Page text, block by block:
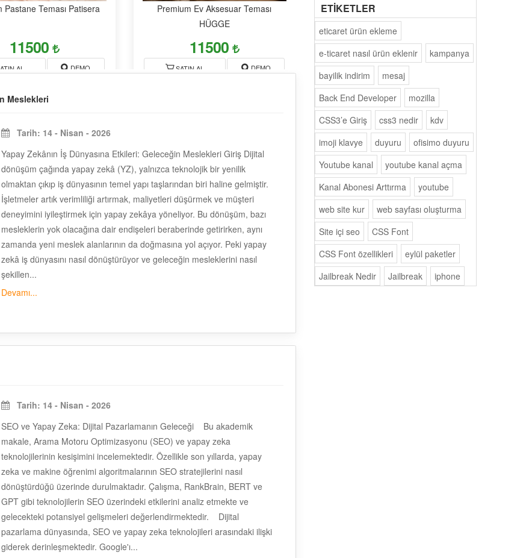
Pastane Teması Patisera
11500
AL DEMO
Premium Ev Aksesuar Teması
HÜGGE
11500
SATIN AL DEMO
Meslekleri
Tarih: 14 - Nisan - 2026
Yapay Zekânın İş Dünyasına Etkileri: Geleceğin Meslekleri Giriş Dijital
dönüşüm çağında yapay zekâ (YZ), yalnızca teknolojik bir yenilik
olmaktan çıkıp iş dünyasının temel yapı taşlarından biri haline gelmiştir.
İşletmeler artık verimliliği artırmak, maliyetleri düşürmek ve müşteri
deneyimini iyileştirmek için yapay zekâya yöneliyor. Bu dönüşüm, bazı
mesleklerin yok olacağına dair endişeleri beraberinde getirirken, aynı
zamanda yeni meslek alanlarının da doğmasına yol açıyor. Peki yapay
zekâ iş dünyasını nasıl dönüştürüyor ve geleceğin mesleklerini nasıl
şekillen...
Devamı...
Tarih: 14 - Nisan - 2026
SEO ve Yapay Zeka: Dijital Pazarlamanın Geleceği Bu akademik
makale, Arama Motoru Optimizasyonu (SEO) ve yapay zeka
teknolojilerinin kesişimini incelemektedir. Özellikle son yıllarda, yapay
zeka ve makine öğrenimi algoritmalarının SEO stratejilerini nasıl
dönüştürdüğü üzerinde durulmaktadır. Çalışma, RankBrain, BERT ve
GPT gibi teknolojilerin SEO üzerindeki etkilerini analiz etmekte ve
gelecekteki potansiyel gelişmeleri değerlendirmektedir. Dijital
pazarlama dünyasında, SEO ve yapay zeka teknolojileri arasındaki ilişki
giderek derinleşmektedir. Google'ı...
ETİKETLER
eticaret ürün ekleme
e-ticaret nasıl ürün eklenir
kampanya
bayilik indirim
mesaj
Back End Developer
mozilla
CSS3’e Giriş
css3 nedir
kdv
imoji klavye
duyuru
ofisimo duyuru
Youtube kanal
youtube kanal açma
Kanal Abonesi Arttırma
youtube
web site kur
web sayfası oluşturma
Site içi seo
CSS Font
CSS Font özellikleri
eylül paketler
Jailbreak Nedir
Jailbreak iphone